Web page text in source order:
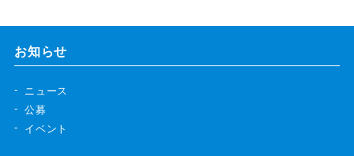
お知らせ
ニュース
公募
イベント